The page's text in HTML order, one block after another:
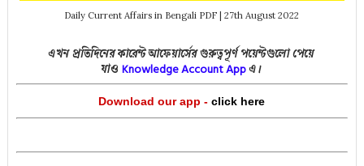
Daily Current Affairs in Bengali PDF | 27th August 2022
এখন প্রতিদিনের কারেন্ট আফেয়ার্সের গুরুত্বপূর্ণ পয়েন্টগুলো পেয়ে
যাও Knowledge Account App এ।
Download our app - click here